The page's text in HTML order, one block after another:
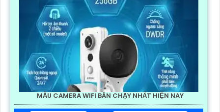
MẪU CAMERA WIFI BÁN CHẠY NHẤT HIỆN NAY